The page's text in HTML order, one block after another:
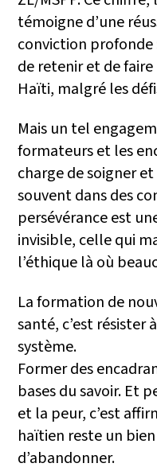
témoigne d’une
conviction profonde
de retenir et de
Haïti, malgré les
Mais un tel
formateurs et les
charge de soigner
souvent dans des
persévérance est
invisible, celle qui
l’éthique là où
La formation de
santé, c’est résister
système.
Former des
bases du savoir. Et
et la peur, c’est
haïtien reste un
d’abandonner.